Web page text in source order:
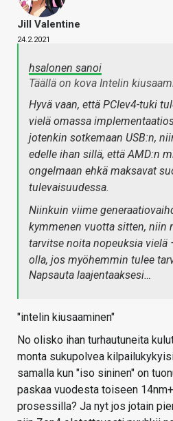
Jill Valentine
24.2.2021
hsalonen sanoi
Täällä on kova Intelin
Hyvä vaan, että PCIev4-tuki
vielä omassa
jotenkin sotkemaan USB:n,
edelle ihan sillä, että AMD:n
ongelmaan ehkä maksavat
tulevaisuudessa.
Niinkuin viime
kymmenen vuotta sitten, niin
tarvitse noita nopeuksia vielä
olla, jos myöhemmin tulee
Napsauta laajentaaksesi…
"intelin kiusaaminen"
No olisko ihan turhautuneita
monta sukupolvea
samalla kun "iso sininen" on
paskaa vuodesta toiseen
prosessilla? Ja nyt jos jotain